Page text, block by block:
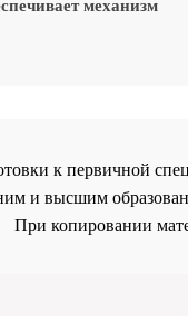
механизм
к первичной
и высшим
При копировании